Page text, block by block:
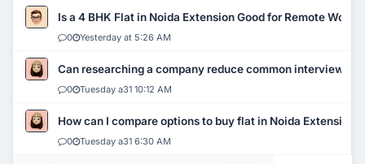
Is a 4 BHK Flat in Noida Extension Good for Remote Work?
0 Yesterday at 5:26 AM
Can researching a company reduce common interview
0 Tuesday a31 10:12 AM
How can I compare options to buy flat in Noida Extension?
0 Tuesday a31 6:30 AM